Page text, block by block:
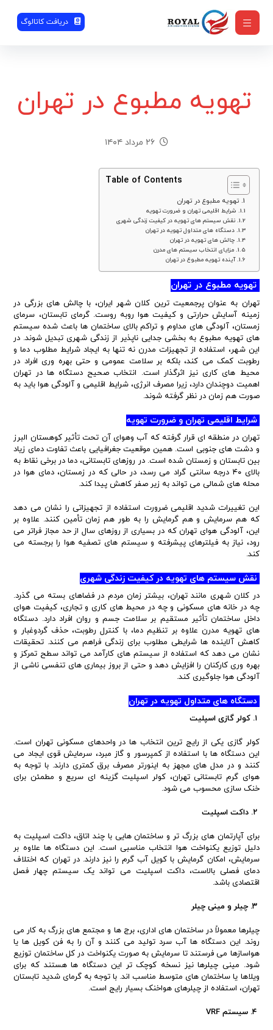
دریافت کاتالوگ
تهویه مطبوع در تهران
۲۶ مرداد ۱۴۰۴
Table of Contents
تهویه مطبوع در تهران
شرایط اقلیمی تهران و ضرورت تهویه
نقش سیستم های تهویه در کیفیت زندگی شهری
دستگاه های متداول تهویه در تهران
چالش های تهویه در تهران
مزایای انتخاب سیستم های مدرن
آینده تهویه مطبوع در تهران
تهویه مطبوع در تهران
تهران به عنوان پرجمعیت ترین کلان شهر ایران، با چالش های بزرگی در
زمینه آسایش حرارتی و کیفیت هوا روبه روست. گرمای تابستان، سرمای
زمستان، آلودگی های مداوم و تراکم بالای ساختمان ها باعث شده سیستم
های تهویه مطبوع به بخشی جدایی ناپذیر از زندگی شهری تبدیل شوند. در
این شهر، استفاده از تجهیزات مدرن نه تنها به ایجاد شرایط مطلوب دما و
رطوبت کمک می کند، بلکه بر سلامت عمومی و حتی بهره وری افراد در
محیط های کاری نیز اثرگذار است. انتخاب صحیح دستگاه ها در تهران
اهمیت دوچندان دارد، زیرا مصرف انرژی، شرایط اقلیمی و آلودگی هوا باید به
صورت هم زمان در نظر گرفته شوند.
شرایط اقلیمی تهران و ضرورت تهویه
تهران در منطقه ای قرار گرفته که آب وهوای آن تحت تأثیر کوهستان البرز
و دشت های جنوبی است. همین موقعیت جغرافیایی باعث تفاوت دمای زیاد
بین تابستان و زمستان شده است. در روزهای تابستانی، دما در برخی نقاط به
بالای ۴۰ درجه سانتی گراد می رسد، در حالی که در زمستان، دمای هوا در
محله های شمالی می تواند به زیر صفر کاهش پیدا کند.
این تغییرات شدید اقلیمی ضرورت استفاده از تجهیزاتی را نشان می دهد
که هم سرمایش و هم گرمایش را به طور هم زمان تأمین کنند. علاوه بر
این، آلودگی هوای تهران که در بسیاری از روزهای سال از حد مجاز فراتر می
رود، نیاز به فیلترهای پیشرفته و سیستم های تصفیه هوا را برجسته می
کند.
نقش سیستم های تهویه در کیفیت زندگی شهری
در کلان شهری مانند تهران، بیشتر زمان مردم در فضاهای بسته می گذرد.
چه در خانه های مسکونی و چه در محیط های کاری و تجاری، کیفیت هوای
داخل ساختمان تأثیر مستقیم بر سلامت جسم و روان افراد دارد. دستگاه
های تهویه مدرن علاوه بر تنظیم دما، با کنترل رطوبت، حذف گردوغبار و
کاهش آلاینده ها شرایطی مطلوب برای زندگی فراهم می کنند. تحقیقات
نشان می دهد که استفاده از سیستم های کارآمد می تواند سطح تمرکز و
بهره وری کارکنان را افزایش دهد و حتی از بروز بیماری های تنفسی ناشی از
آلودگی هوا جلوگیری کند.
دستگاه های متداول تهویه در تهران
۱. کولر گازی اسپلیت
کولر گازی یکی از رایج ترین انتخاب ها در واحدهای مسکونی تهران است.
این دستگاه ها با استفاده از کمپرسور و گاز مبرد، سرمایش قوی ایجاد می
کنند و در مدل های مجهز به اینورتر مصرف برق کمتری دارند. با توجه به
هوای گرم تابستانی تهران، کولر اسپلیت گزینه ای سریع و مطمئن برای
خنک سازی محسوب می شود.
۲. داکت اسپلیت
برای آپارتمان های بزرگ تر و ساختمان هایی با چند اتاق، داکت اسپلیت به
دلیل توزیع یکنواخت هوا انتخاب مناسبی است. این دستگاه ها علاوه بر
سرمایش، امکان گرمایش با کویل آب گرم را نیز دارند. در تهران که اختلاف
دمای فصلی بالاست، داکت اسپلیت می تواند یک سیستم چهار فصل
اقتصادی باشد.
۳. چیلر و مینی چیلر
چیلرها معمولاً در ساختمان های اداری، برج ها و مجتمع های بزرگ به کار می
روند. این دستگاه ها آب سرد تولید می کنند و آن را به فن کویل ها یا
هواسازها می فرستند تا سرمایش به صورت یکنواخت در کل ساختمان توزیع
شود. مینی چیلرها نیز نسخه کوچک تر این دستگاه ها هستند که برای
ویلاها یا ساختمان های متوسط مناسب اند. با توجه به گرمای شدید تابستان
تهران، استفاده از چیلرهای هواخنک بسیار رایج است.